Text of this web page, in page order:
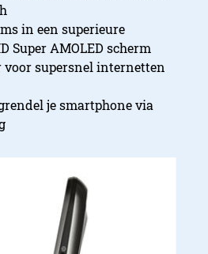
in een superieure
Super AMOLED scherm
voor supersnel internetten
je smartphone via